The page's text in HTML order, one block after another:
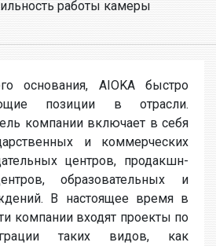
работы камеры
основания, AIOKA быстро
позиции в отрасли.
компании включает в себя
и коммерческих
центров, продакшн-
образовательных и
В настоящее время в
компании входят проекты по
таких видов, как